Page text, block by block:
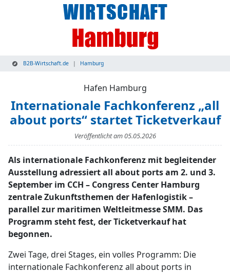
B2B-Wirtschaft.de Hamburg
Hafen Hamburg
Internationale Fachkonferenz „all
about ports“ startet Ticketverkauf
Veröffentlicht am05.05.2026
Als internationale Fachkonferenz mit begleitender
Ausstellung adressiert all about ports am 2. und 3.
September im CCH – Congress Center Hamburg
zentrale Zukunftsthemen der Hafenlogistik –
parallel zur maritimen Weltleitmesse SMM. Das
Programm steht fest, der Ticketverkauf hat
begonnen.
Zwei Tage, drei Stages, ein volles Programm: Die
internationale Fachkonferenz all about ports in